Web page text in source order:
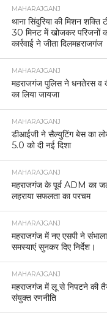
MAHARAJGANJ
थाना सिंदुरिया की मिशन शक्ति
30 मिनट में खोजकर परिजनों
कार्रवाई ने जीता दिलमहराजगंज
MAHARAJGANJ
महराजगंज पुलिस ने धनतेरस व
का लिया जायजा
MAHARAJGANJ
डीआईजी ने सैल्युटिंग बेस का
5.0 को दी नई दिशा
MAHARAJGANJ
महराजगंज के पूर्व ADM का
लहराया सफलता का परचम
MAHARAJGANJ
महराजगंज में नए एसपी ने संभाला
समस्याएं सुनकर दिए निर्देश।
MAHARAJGANJ
महराजगंज में लू से निपटने की
संयुक्त रणनीति